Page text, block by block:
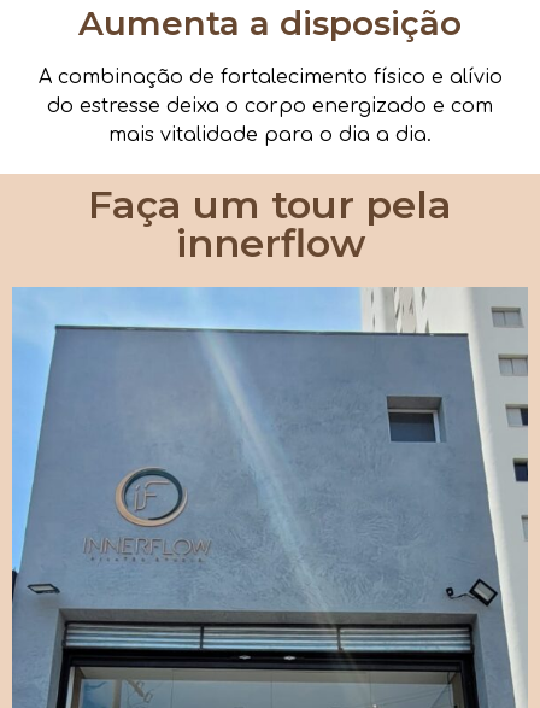
Aumenta a disposição
A combinação de fortalecimento físico e alívio
do estresse deixa o corpo energizado e com
mais vitalidade para o dia a dia.
Faça um tour pela
innerflow